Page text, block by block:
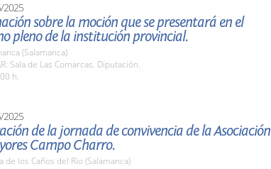
2025
sobre la moción que se presentará en el
pleno de la institución provincial.
(Salamanca)
Sala de Las Comarcas. Diputación.
h.
2025
de la jornada de convivencia de la Asociación
Campo Charro.
de los Caños del Río (Salamanca)